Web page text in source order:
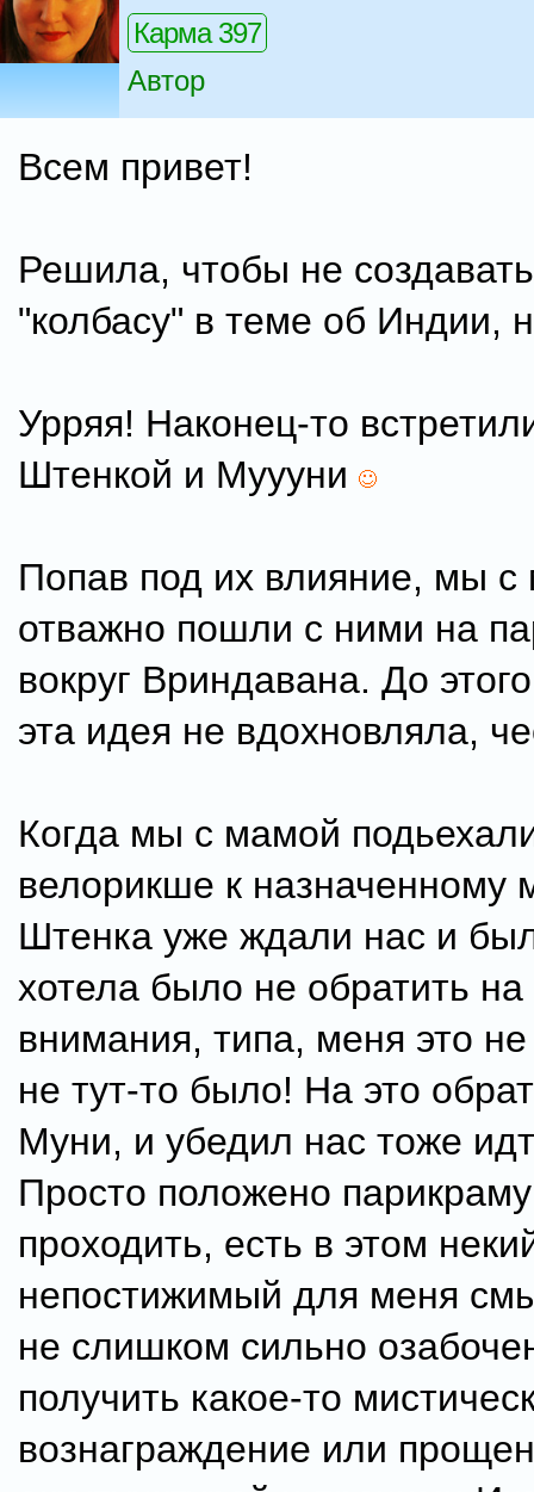
Карма 397
Автор
Всем привет!
Решила, чтобы не
"колбасу" в теме об Индии,
Урряя! Наконец-то
Штенкой и Муууни
Попав под их влияние, мы
отважно пошли с ними на
вокруг Вриндавана. До
эта идея не вдохновляла,
Когда мы с мамой
велорикше к назначенному
Штенка уже ждали нас и
хотела было не обратить на
внимания, типа, меня это
не тут-то было! На это
Муни, и убедил нас тоже
Просто положено
проходить, есть в этом
непостижимый для меня
не слишком сильно
получить какое-то
вознаграждение или